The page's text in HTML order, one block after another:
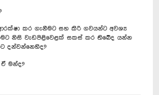
කර ගැනීමට සහ කිරි ගවයන්ට අවශ්‍ය
නිසි වැඩපිළිවෙළක් සකස් කර තිබේද යන්න
දන්වන්නෙහිද?
මන්ද?